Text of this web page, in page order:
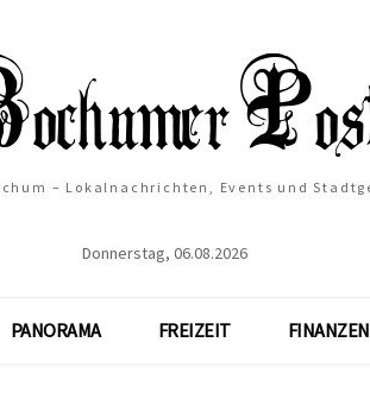
– Lokalnachrichten, Events und
Donnerstag, 06.08.2026
PANORAMA FREIZEIT FINANZEN